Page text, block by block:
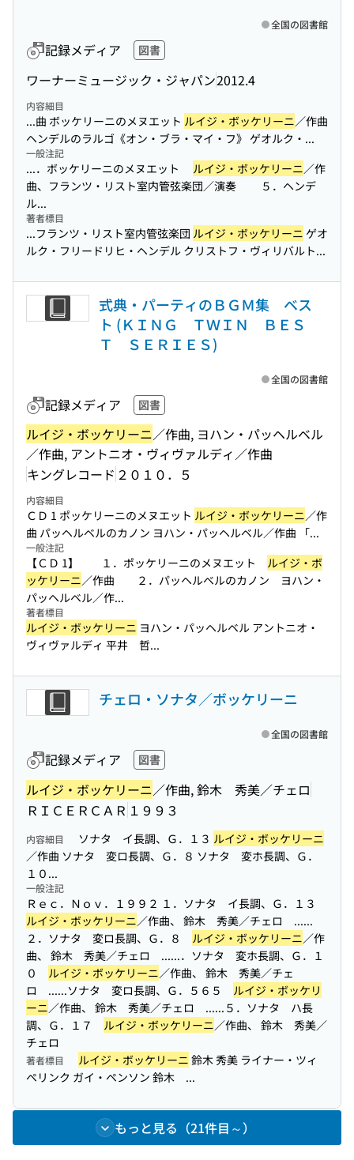
記録メディア 図書
ワーナーミュージック・ジャパン2012.4
全国の図書館
内容細目
...曲 ボッケリーニのメヌエット ルイジ・ボッケリーニ／作曲
ヘンデルのラルゴ《オン・ブラ・マイ・フ》 ゲオルク・...
一般注記
...．ボッケリーニのメヌエット ルイジ・ボッケリーニ／作
曲、フランツ・リスト室内管弦楽団／演奏 ５．ヘンデ
ル...
著者標目
...フランツ・リスト室内管弦楽団 ルイジ・ボッケリーニ ゲオ
ルク・フリードリヒ・ヘンデル クリストフ・ヴィリバルト...
式典・パーティのＢＧＭ集 ベス
ト (ＫＩＮＧ ＴＷＩＮ ＢＥＳ
Ｔ ＳＥＲＩＥＳ)
記録メディア 図書
ルイジ・ボッケリーニ／作曲, ヨハン・パッヘルベル
／作曲, アントニオ・ヴィヴァルディ／作曲
キングレコード ２０１０．５
全国の図書館
内容細目
ＣＤ 1 ポッケリーニのメヌエット ルイジ・ボッケリーニ／作
曲 パッヘルベルのカノン ヨハン・パッヘルベル／作曲 「...
一般注記
【ＣＤ 1】 １．ポッケリーニのメヌエット ルイジ・ボ
ッケリーニ／作曲 ２．パッヘルベルのカノン ヨハン・
パッヘルベル／作...
著者標目
ルイジ・ボッケリーニ ヨハン・パッヘルベル アントニオ・
ヴィヴァルディ 平井 哲...
チェロ・ソナタ／ボッケリーニ
記録メディア 図書
ルイジ・ボッケリーニ／作曲, 鈴木 秀美／チェロ
ＲＩＣＥＲＣＡＲ １９９３
全国の図書館
内容細目 ソナタ イ長調、Ｇ．１３ ルイジ・ボッケリーニ
／作曲 ソナタ 変ロ長調、Ｇ．８ ソナタ 変ホ長調、Ｇ．
１０...
一般注記
Ｒｅｃ．Ｎｏｖ．１９９２ １．ソナタ イ長調、Ｇ．１３
ルイジ・ボッケリーニ／作曲、 鈴木 秀美／チェロ ......
２．ソナタ 変ロ長調、Ｇ．８ ルイジ・ボッケリーニ／作
曲、 鈴木 秀美／チェロ ......．ソナタ 変ホ長調、Ｇ．１
０ ルイジ・ボッケリーニ／作曲、 鈴木 秀美／チェ
ロ ......ソナタ 変ロ長調、Ｇ．５６５ ルイジ・ボッケリ
ーニ／作曲、 鈴木 秀美／チェロ ......５．ソナタ ハ長
調、Ｇ．１７ ルイジ・ボッケリーニ／作曲、 鈴木 秀美／
チェロ
著者標目 ルイジ・ボッケリーニ 鈴木 秀美 ライナー・ツィ
ペリンク ガイ・ペンソン 鈴木 ...
もっと見る（21件目～）